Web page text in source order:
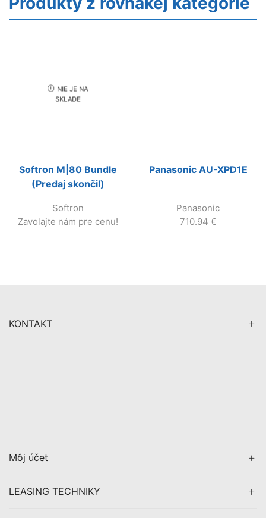
NIE JE NA
SKLADE
Softron M|80 Bundle
(Predaj skončil)
Softron
Zavolajte nám pre cenu!
Panasonic AU-XPD1E
Panasonic
710.94 €
KONTAKT
Môj účet
LEASING TECHNIKY